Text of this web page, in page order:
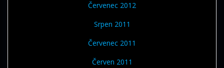
Červenec 2012
Srpen 2011
Červenec 2011
Červen 2011